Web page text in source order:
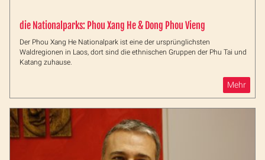
die Nationalparks: Phou Xang He & Dong Phou Vieng
Der Phou Xang He Nationalpark ist eine der ursprünglichsten
Waldregionen in Laos, dort sind die ethnischen Gruppen der Phu Tai und
Katang zuhause.
Mehr